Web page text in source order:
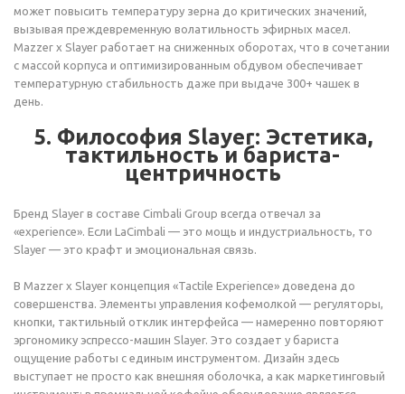
может повысить температуру зерна до критических значений,
вызывая преждевременную волатильность эфирных масел.
Mazzer x Slayer работает на сниженных оборотах, что в сочетании
с массой корпуса и оптимизированным обдувом обеспечивает
температурную стабильность даже при выдаче 300+ чашек в
день.
5. Философия Slayer: Эстетика,
тактильность и бариста-
центричность
Бренд Slayer в составе Cimbali Group всегда отвечал за
«experience». Если LaCimbali — это мощь и индустриальность, то
Slayer — это крафт и эмоциональная связь.
В Mazzer x Slayer концепция «Tactile Experience» доведена до
совершенства. Элементы управления кофемолкой — регуляторы,
кнопки, тактильный отклик интерфейса — намеренно повторяют
эргономику эспрессо-машин Slayer. Это создает у бариста
ощущение работы с единым инструментом. Дизайн здесь
выступает не просто как внешняя оболочка, а как маркетинговый